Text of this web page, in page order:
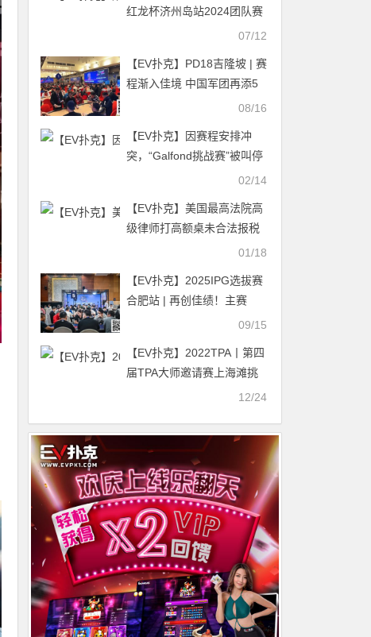
红龙杯济州岛站2024团队赛
07/12
【EV扑克】PD18吉隆坡 | 赛
程渐入佳境 中国军团再添5
军
08/16
【EV扑克】因赛程安排冲
突，“Galfond挑战赛”被叫停
02/14
【EV扑克】美国最高法院高
级律师打高额桌未合法报税
遭起诉，曾易名参加HCL百
01/18
【EV扑克】2025IPG选拔赛
合肥站 | 再创佳绩！主赛
1608人次参赛刷新历史记
焕、董平，分别领跑C/D组
09/15
【EV扑克】2022TPA丨第四
届TPA大师邀请赛上海滩挑
战赛共213人次参赛 38人晋
12/24